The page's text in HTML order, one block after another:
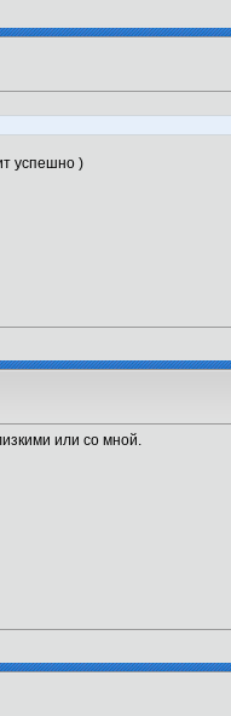
успешно )
или со мной.